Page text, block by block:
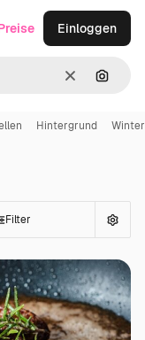
LöschenNach
Einloggen
Hintergrund Winter
Filter